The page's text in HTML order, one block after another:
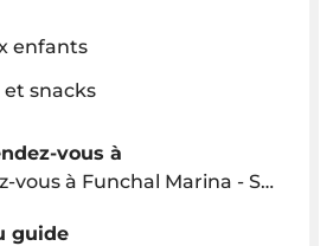
enfants
snacks
vous à
Marina - Santa Marina Colombo à 22h30
guide